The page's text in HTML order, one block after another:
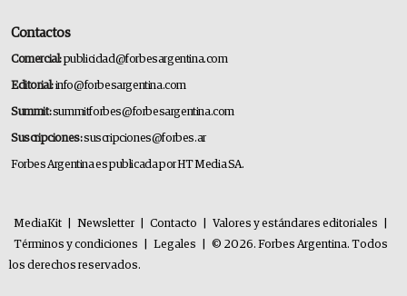
Contactos
Comercial:publicidad@forbesargentina.com
Editorial:info@forbesargentina.com
Summit:summitforbes@forbesargentina.com
Suscripciones:suscripciones@forbes.ar
Forbes Argentina es publicada por HT Media SA.
MediaKit Newsletter Contacto Valores y estándares editoriales
Términos y condiciones
Legales
© 2026. Forbes Argentina. Todos
los derechos reservados.